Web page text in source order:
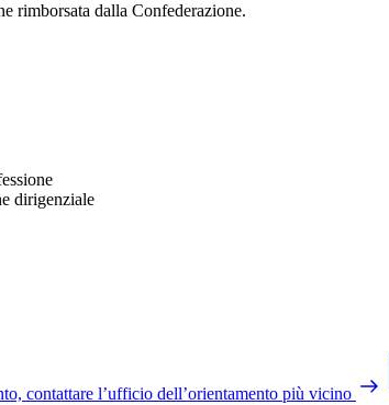
rimborsata dalla Confederazione.
dirigenziale
contattare l’ufficio dell’orientamento più vicino